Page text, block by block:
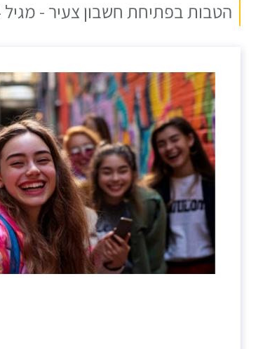
הטבות בפתיחת חשבון צעיר - מגיל 14 ומעלה